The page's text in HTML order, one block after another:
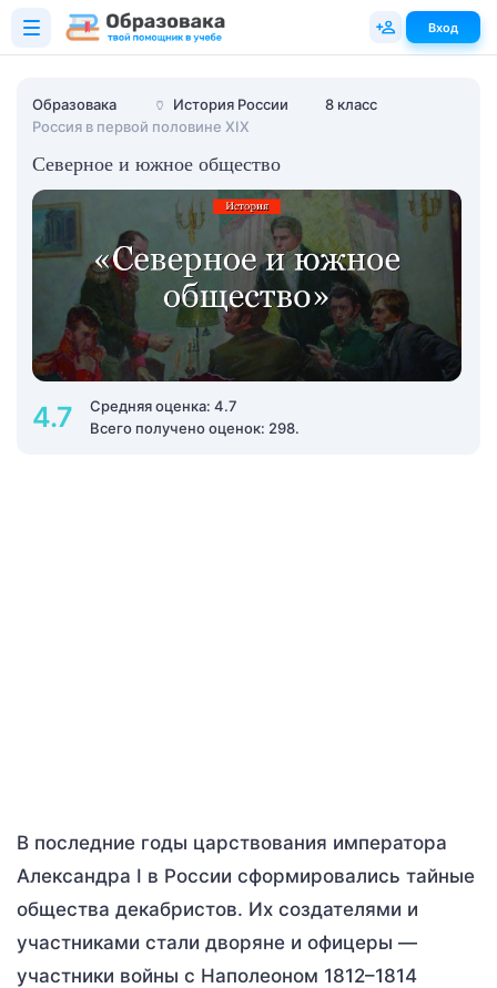
Образовака 🏺 История России
8 класс
Россия в первой половине XIX
Северное и южное общество
4.7
Средняя оценка: 4.7
Всего получено оценок: 298.
В последние годы царствования императора
Александра I в России сформировались тайные
общества декабристов. Их создателями и
участниками стали дворяне и офицеры —
участники войны с Наполеоном 1812–1814
Вход